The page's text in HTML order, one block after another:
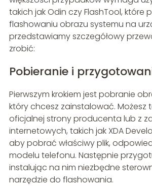
takich jak Odin czy FlashTool, które
flashowaniu obrazu systemu na
przedstawiamy szczegółowy
zrobić:
Pobieranie i
Pierwszym krokiem jest pobranie
który chcesz zainstalować. Możesz
oficjalnej strony producenta lub z
internetowych, takich jak XDA
aby pobrać właściwy plik,
modelu telefonu. Następnie
instalując na nim niezbędne
narzędzie do flashowania.